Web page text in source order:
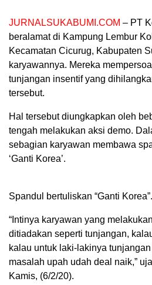
JURNALSUKABUMI.COM – PT
beralamat di Kampung Lembur
Kecamatan Cicurug, Kabupaten
karyawannya. Mereka
tunjangan insentif yang
tersebut.
Hal tersebut diungkapkan oleh
tengah melakukan aksi demo.
sebagian karyawan membawa
‘Ganti Korea’.
Spandul bertuliskan “Ganti Korea”.
“Intinya karyawan yang
ditiadakan seperti tunjangan,
kalau untuk laki-lakinya
masalah upah udah deal naik,”
Kamis, (6/2/20).